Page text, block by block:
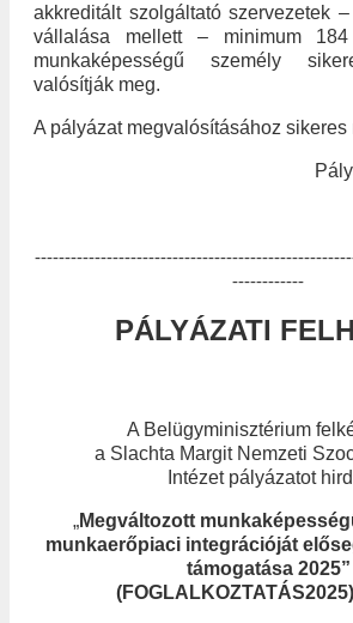
akkreditált szolgáltató szervezetek
vállalása mellett – minimum
munkaképességű személy
valósítják meg.
A pályázat megvalósításához sikeres
------------
PÁLYÁZATI
A Belügyminisztérium
a Slachta Margit Nemzeti
Intézet pályázatot
„Megváltozott
munkaerőpiaci integrációját
támogatása 2025”
(FOGLALKOZTATÁS2025)